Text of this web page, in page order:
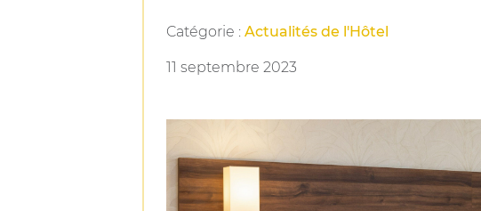
Catégorie : Actualités de l'Hôtel
11 septembre 2023